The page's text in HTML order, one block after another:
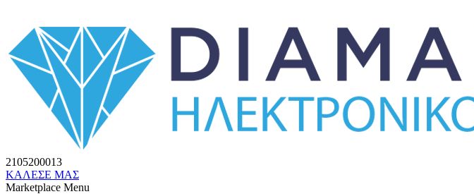
2105200013
ΚΑΛΕΣΕ ΜΑΣ
Marketplace Menu